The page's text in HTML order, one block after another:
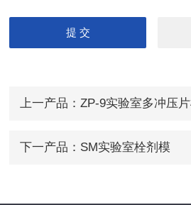
上一产品： ZP-9实验室多冲压
下一产品： SM实验室栓剂模